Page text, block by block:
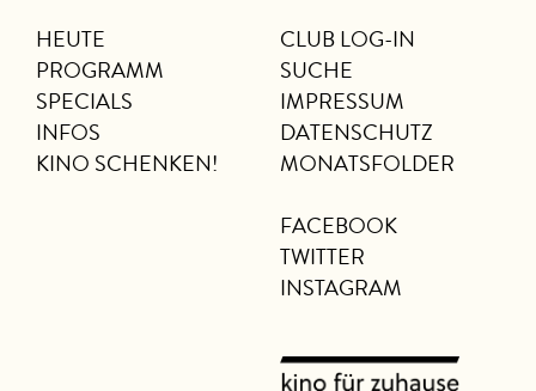
HEUTE
PROGRAMM
SPECIALS
INFOS
KINO SCHENKEN!
CLUB LOG-IN
SUCHE
IMPRESSUM
DATENSCHUTZ
MONATSFOLDER
FACEBOOK
TWITTER
INSTAGRAM